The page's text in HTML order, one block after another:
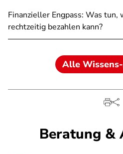
Finanzieller Engpass: Was tun,
rechtzeitig bezahlen kann?
Alle
Beratung &